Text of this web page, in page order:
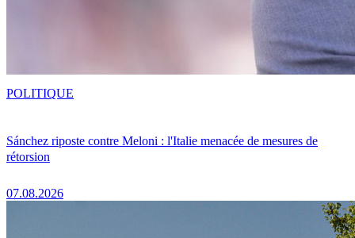
Sánchez riposte contre Meloni : l'Italie menacée de mesures de
rétorsion
07.08.2026
POLITIQUE